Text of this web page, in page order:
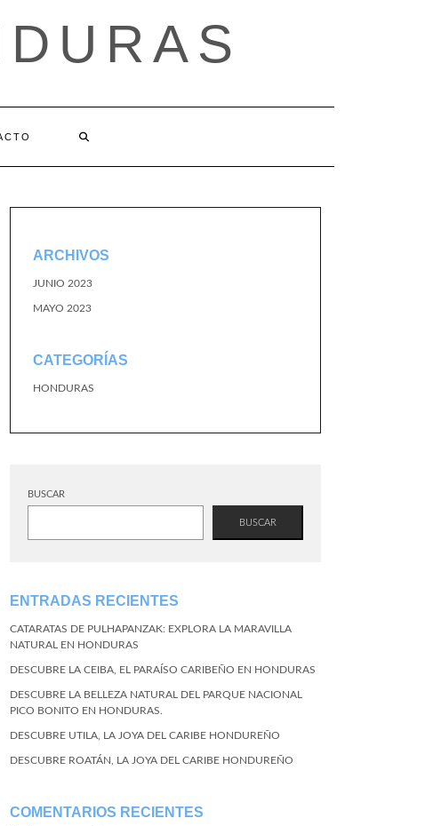
ARCHIVOS
JUNIO 2023
MAYO 2023
CATEGORÍAS
HONDURAS
BUSCAR
BUSCAR
ENTRADAS RECIENTES
CATARATAS DE PULHAPANZAK: EXPLORA LA MARAVILLA
NATURAL EN HONDURAS
DESCUBRE LA CEIBA, EL PARAÍSO CARIBEÑO EN HONDURAS
DESCUBRE LA BELLEZA NATURAL DEL PARQUE NACIONAL
PICO BONITO EN HONDURAS.
DESCUBRE UTILA, LA JOYA DEL CARIBE HONDUREÑO
DESCUBRE ROATÁN, LA JOYA DEL CARIBE HONDUREÑO
COMENTARIOS RECIENTES